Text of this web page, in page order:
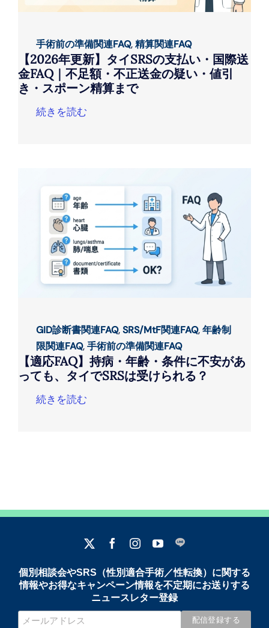
手術前の準備関連FAQ,精算関連FAQ
【2026年更新】タイSRSの支払い・国際送
金FAQ｜不足額・不正送金の疑い・値引
き・スポーン精算まで
続きを読む
GID診断書関連FAQ,SRS/MtF関連FAQ,年齢制
限関連FAQ,手術前の準備関連FAQ
【適応FAQ】持病・年齢・条件に不安があ
っても、タイでSRSは受けられる？
続きを読む
個別相談会やSRS（性別適合手術／性転換）に関する
情報やお得なキャンペーン情報を不定期にお送りする
ニュースレター登録